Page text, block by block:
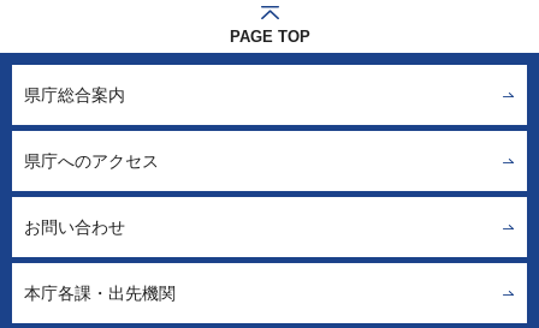
PAGE TOP
県庁総合案内
県庁へのアクセス
お問い合わせ
本庁各課・出先機関